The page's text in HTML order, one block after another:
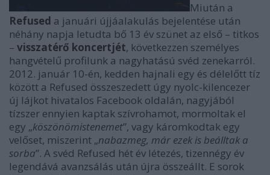
Miután a
Refused a januári újjáalakulás bejelentése után
néhány napja letudta bő 13 év szünet az első – titkos
– visszatérő koncertjét, következzen személyes
hangvételű profilunk a nagyhatású svéd zenekarról.
2012. január 10-én, kedden hajnali egy és délelőtt tíz
között a Refused összeszedett úgy nyolc-kilencezer
új lájkot hivatalos Facebook oldalán, nagyjából
tízszer ennyien kaptak szívrohamot, mormoltak el
egy „köszönömistenemet”, vagy káromkodtak egy
velőset, miszerint „nabazmeg, már ezek is beálltak a
sorba”. A svéd Refused hét év létezés, tizennégy év
legendává avanzsálás után újra összeállt. E sorok